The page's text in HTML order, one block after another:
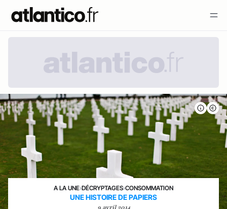
A LA UNE›DÉCRYPTAGES›CONSOMMATION
UNE HISTOIRE DE PAPIERS